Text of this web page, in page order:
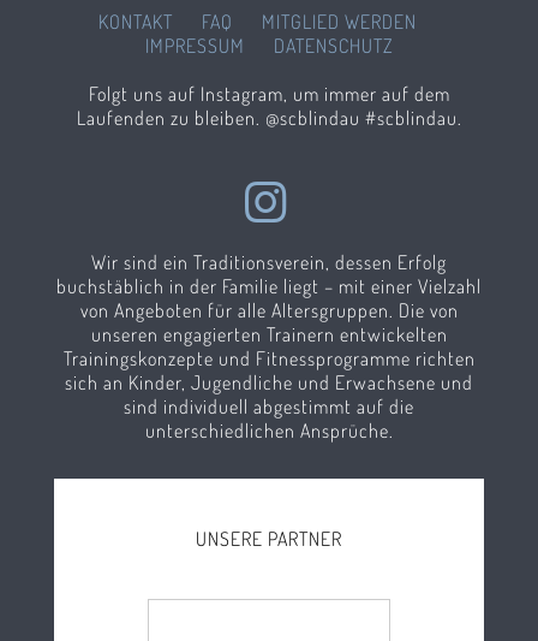
KONTAKT FAQ
MITGLIED WERDEN
IMPRESSUM
DATENSCHUTZ
Folgt uns auf Instagram, um immer auf dem
Laufenden zu bleiben. @scblindau #scblindau.
Wir sind ein Traditionsverein, dessen Erfolg
buchstäblich in der Familie liegt – mit einer Vielzahl
von Angeboten für alle Altersgruppen. Die von
unseren engagierten Trainern entwickelten
Trainingskonzepte und Fitnessprogramme richten
sich an Kinder, Jugendliche und Erwachsene und
sind individuell abgestimmt auf die
unterschiedlichen Ansprüche.
UNSERE PARTNER